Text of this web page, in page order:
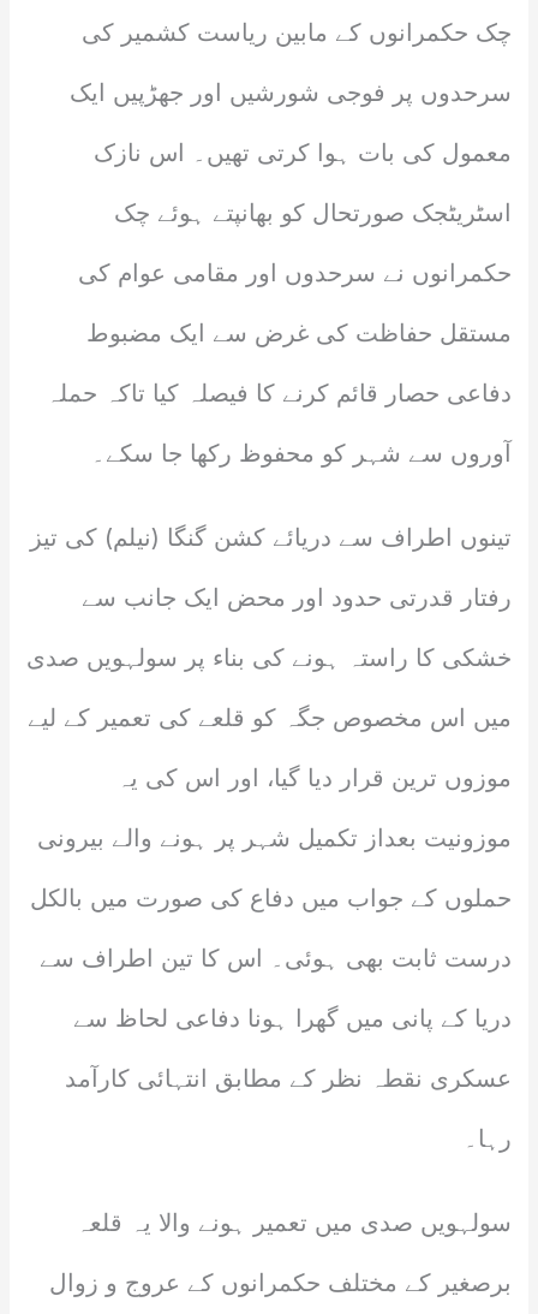
چک حکمرانوں کے مابین ریاست کشمیر کی
سرحدوں پر فوجی شورشیں اور جھڑپیں ایک
معمول کی بات ہوا کرتی تھیں۔ اس نازک
اسٹریٹجک صورتحال کو بھانپتے ہوئے چک
حکمرانوں نے سرحدوں اور مقامی عوام کی
مستقل حفاظت کی غرض سے ایک مضبوط
دفاعی حصار قائم کرنے کا فیصلہ کیا تاکہ حملہ
آوروں سے شہر کو محفوظ رکھا جا سکے۔
تینوں اطراف سے دریائے کشن گنگا (نیلم) کی تیز
رفتار قدرتی حدود اور محض ایک جانب سے
خشکی کا راستہ ہونے کی بناء پر سولہویں صدی
میں اس مخصوص جگہ کو قلعے کی تعمیر کے لیے
موزوں ترین قرار دیا گیا، اور اس کی یہ
موزونیت بعداز تکمیل شہر پر ہونے والے بیرونی
حملوں کے جواب میں دفاع کی صورت میں بالکل
درست ثابت بھی ہوئی۔ اس کا تین اطراف سے
دریا کے پانی میں گھرا ہونا دفاعی لحاظ سے
عسکری نقطہ نظر کے مطابق انتہائی کارآمد
رہا۔
سولہویں صدی میں تعمیر ہونے والا یہ قلعہ
برصغیر کے مختلف حکمرانوں کے عروج و زوال